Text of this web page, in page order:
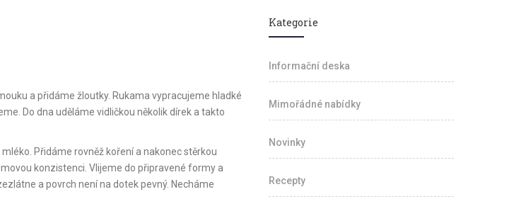
a přidáme žloutky. Rukama vypracujeme hladké
Do dna uděláme vidličkou několik dírek a takto
Přidáme rovněž koření a nakonec stěrkou
konzistenci. Vlijeme do připravené formy a
a povrch není na dotek pevný. Necháme
Kategorie
Informační deska
Mimořádné nabídky
Novinky
Recepty